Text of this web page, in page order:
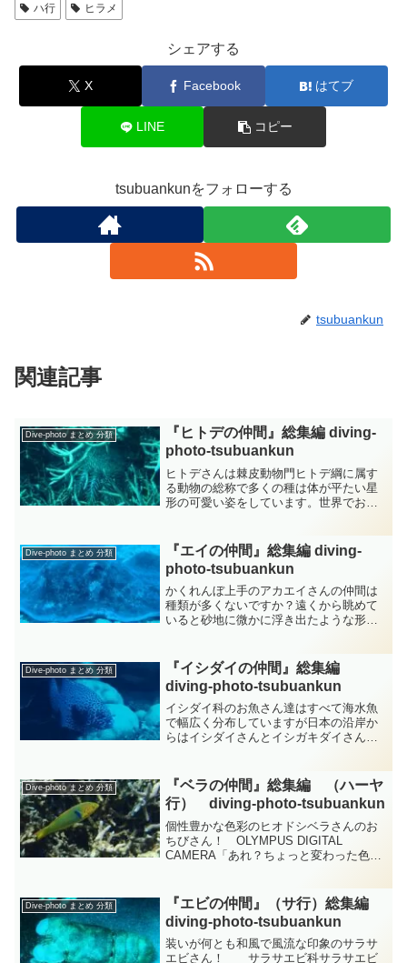
ハ行
ヒラメ
シェアする
X Facebook はてブ
LINE コピー
tsubuankunをフォローする
tsubuankun
関連記事
Dive-photo まとめ 分類
『ヒトデの仲間』総集編 diving-
photo‐tsubuankun
ヒトデさんは棘皮動物門ヒトデ綱に属す
る動物の総称で多くの種は体が平たい星
形の可愛い姿をしています。世界でおよ
の仲間がいるという事です。またヒトデ
さんの生息域は潮...
Dive-photo まとめ 分類
『エイの仲間』総集編 diving-
photo‐tsubuankun
かくれんぼ上手のアカエイさんの仲間は
種類が多くないですか？遠くから眺めて
いると砂地に微かに浮き出たような形が
様にも見えるアカエイさんが潜っていま
した・・・上手に砂の中に...
Dive-photo まとめ 分類
『イシダイの仲間』総集編
diving-photo‐tsubuankun
イシダイ科のお魚さん達はすべて海水魚
で幅広く分布していますが日本の沿岸か
らはイシダイさんとイシガキダイさんの2
ると海底に移行して浅い海の岩礁地帯で
暮らすようになります。...
Dive-photo まとめ 分類
『ベラの仲間』総集編 （ハーヤ
行） diving-photo‐tsubuankun
個性豊かな色彩のヒオドシベラさんのお
ちびさん！ OLYMPUS DIGITAL
CAMERA「あれ？ちょっと変わった色彩
らくスズキ目ベラ科タキベラ属ヒオドシ
ベラさんのお...
Dive-photo まとめ 分類
『エビの仲間』（サ行）総集編
diving-photo‐tsubuankun
装いが何とも和風で風流な印象のサラサ
エビさん！ サラサエビ科サラサエビ